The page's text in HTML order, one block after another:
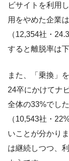
ビサイトを利用
用をやめた企業
（12,354社・
すると離脱率は
また、「乗換」
24卒にかけてナ
全体の33%でし
（10,543社・
いことが分かり
は継続しつつ、